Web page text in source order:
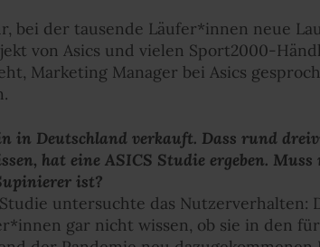
bei der tausende Läufer*innen neue
von Asics und vielen Sport2000-
Marketing Manager bei Asics
in Deutschland verkauft. Dass rund
hat eine ASICS Studie ergeben. Muss
ist?
untersuchte das Nutzerverhalten:
gar nicht wissen, ob sie in den